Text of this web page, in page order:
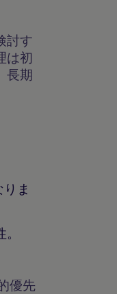
討す
は初
長期
ま
優先